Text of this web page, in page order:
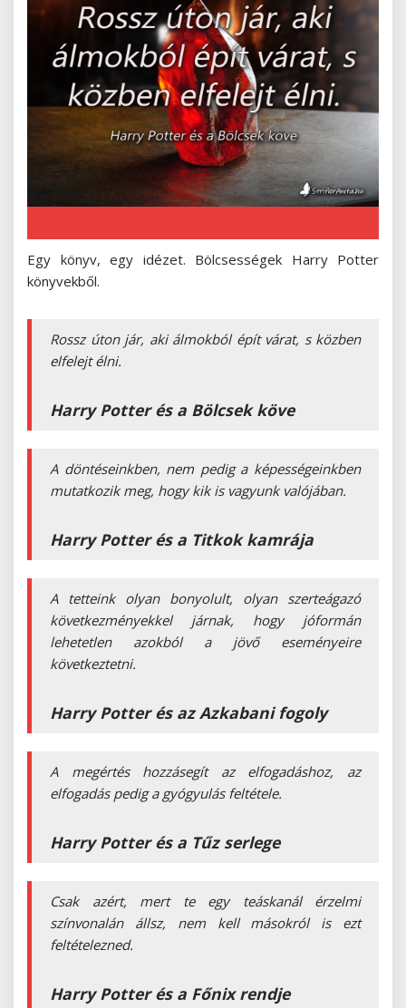
Egy könyv, egy idézet. Bölcsességek Harry Potter
könyvekből.
Rossz úton jár, aki álmokból épít várat, s közben
elfelejt élni.
Harry Potter és a Bölcsek köve
A döntéseinkben, nem pedig a képességeinkben
mutatkozik meg, hogy kik is vagyunk valójában.
Harry Potter és a Titkok kamrája
A tetteink olyan bonyolult, olyan szerteágazó
következményekkel járnak, hogy jóformán
lehetetlen azokból a jövő eseményeire
következtetni.
Harry Potter és az Azkabani fogoly
A megértés hozzásegít az elfogadáshoz, az
elfogadás pedig a gyógyulás feltétele.
Harry Potter és a Tűz serlege
Csak azért, mert te egy teáskanál érzelmi
színvonalán állsz, nem kell másokról is ezt
feltételezned.
Harry Potter és a Főnix rendje